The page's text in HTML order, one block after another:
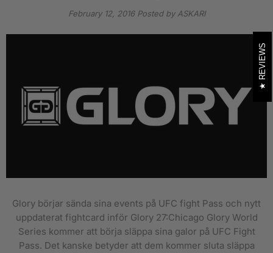
February 12, 2016Posted by ASKARI
Glory börjar sända sina events på UFC fight Pass och nytt
uppdaterat fightcard inför Glory 27:Chicago Glory World
Series kommer att börja släppa sina galor på UFC Fight
Pass. Det kanske betyder att dem kommer sluta släppa
REVIEWS